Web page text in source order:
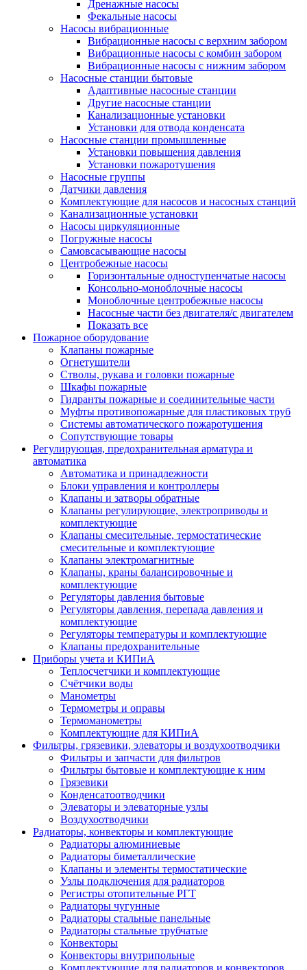
Дренажные насосы
Фекальные насосы
Насосы вибрационные
Вибрационные насосы с верхним забором
Вибрационные насосы с комбин забором
Вибрационные насосы с нижним забором
Насосные станции бытовые
Адаптивные насосные станции
Другие насосные станции
Канализационные установки
Установки для отвода конденсата
Насосные станции промышленные
Установки повышения давления
Установки пожаротушения
Насосные группы
Датчики давления
Комплектующие для насосов и насосных станций
Канализационные установки
Насосы циркуляционные
Погружные насосы
Самовсасывающие насосы
Центробежные насосы
Горизонтальные одноступенчатые насосы
Консольно-моноблочные насосы
Моноблочные центробежные насосы
Насосные части без двигателя/с двигателем
Показать все
Пожарное оборудование
Клапаны пожарные
Огнетушители
Стволы, рукава и головки пожарные
Шкафы пожарные
Гидранты пожарные и соединительные части
Муфты противопожарные для пластиковых труб
Системы автоматического пожаротушения
Сопутствующие товары
Регулирующая, предохранительная арматура и
автоматика
Автоматика и принадлежности
Блоки управления и контроллеры
Клапаны и затворы обратные
Клапаны регулирующие, электроприводы и
комплектующие
Клапаны смесительные, термостатические
смесительные и комплектующие
Клапаны электромагнитные
Клапаны, краны балансировочные и
комплектующие
Регуляторы давления бытовые
Регуляторы давления, перепада давления и
комплектующие
Регуляторы температуры и комплектующие
Клапаны предохранительные
Приборы учета и КИПиА
Теплосчетчики и комплектующие
Счётчики воды
Манометры
Термометры и оправы
Термоманометры
Комплектующие для КИПиА
Фильтры, грязевики, элеваторы и воздухоотводчики
Фильтры и запчасти для фильтров
Фильтры бытовые и комплектующие к ним
Грязевики
Конденсатоотводчики
Элеваторы и элеваторные узлы
Воздухоотводчики
Радиаторы, конвекторы и комплектующие
Радиаторы алюминиевые
Радиаторы биметаллические
Клапаны и элементы термостатические
Узлы подключения для радиаторов
Регистры отопительные РГТ
Радиаторы чугунные
Радиаторы стальные панельные
Радиаторы стальные трубчатые
Конвекторы
Конвекторы внутрипольные
Комплектующие для радиаторов и конвекторов